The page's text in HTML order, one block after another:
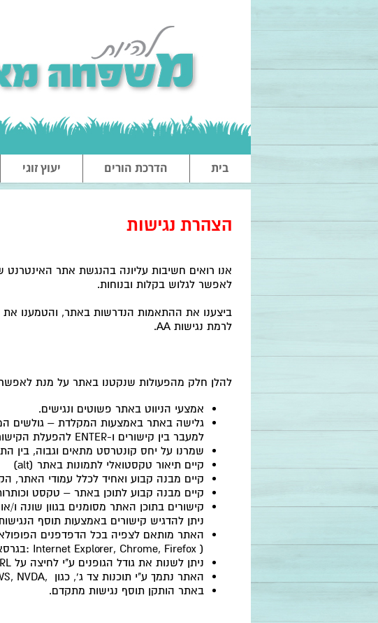
בית הדרכת הורים יעוץ זוגי
הצהרת נגישות
אנו רואים חשיבות עליונה בהנגשת אתר האינטרנט
לאפשר לגלוש בקלות ובנוחות.
ביצענו את ההתאמות הנדרשות באתר, והטמענו את
לרמת נגישותAA
.
להלן חלק מהפעולות שנקטנו באתר על מנת לאפשר
אמצעי הניווט באתר פשוטים ונגישים.
גלישה באתר באמצעות המקלדת – גולשים
למעבר בין קישורים ו-ENTER להפעלת
שמרנו על יחס קונטרסט מתאים וגבוה, בין
קיים תיאור טקסטואלי לתמונות באתר (alt)
קיים מבנה קבוע ואחיד לכלל עמודי האתר,
קיים מבנה קבוע לתוכן באתר – טקסט
קישורים בתוכן האתר מסומנים בגוון שונה ו/
ניתן להדגיש קישורים באמצעות תוסף
האתר מותאם לצפיה בכל הדפדפנים
(
: Internet Explorer, Chrome, Firefox
ניתן לשנות את גודל הגופנים ע"י לחיצה על
האתר נתמך ע"י תוכנות צד ג', כגון NVDA,
באתר הותקן תוסף נגישות מתקדם.